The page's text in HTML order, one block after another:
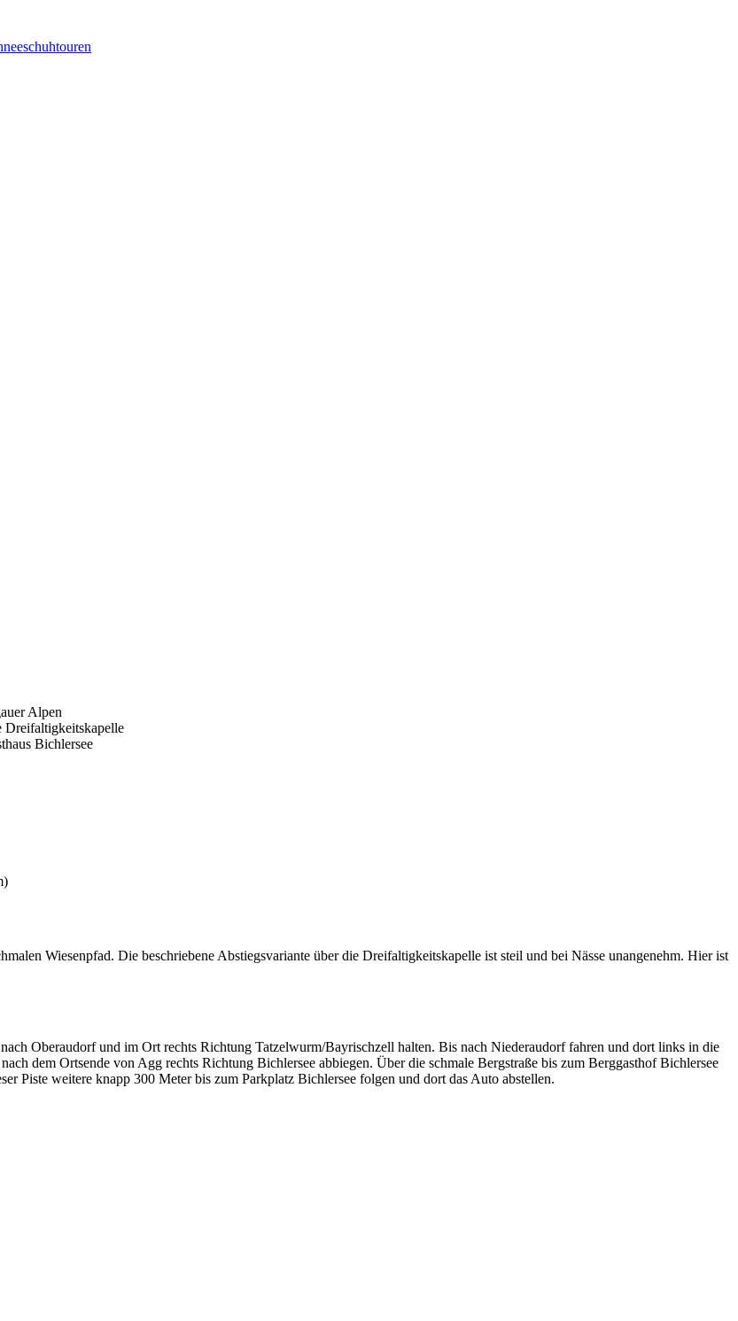
Alpen
Dreifaltigkeitskapelle
Bichlersee
Wiesenpfad. Die beschriebene Abstiegsvariante über die Dreifaltigkeitskapelle ist steil und bei Nässe unangenehm. Hier ist
Oberaudorf und im Ort rechts Richtung Tatzelwurm/Bayrischzell halten. Bis nach Niederaudorf fahren und dort links in die
dem Ortsende von Agg rechts Richtung Bichlersee abbiegen. Über die schmale Bergstraße bis zum Berggasthof Bichlersee
Piste weitere knapp 300 Meter bis zum Parkplatz Bichlersee folgen und dort das Auto abstellen.